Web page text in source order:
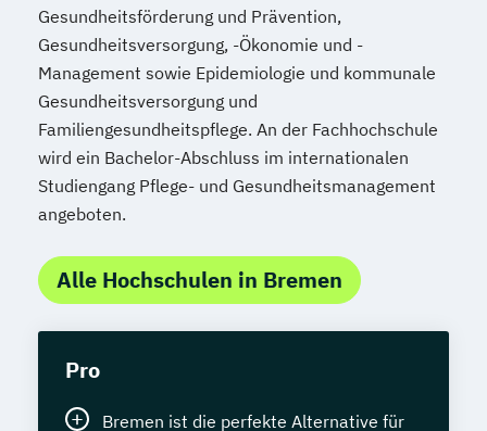
Gesundheitsförderung und Prävention,
Gesundheitsversorgung, -Ökonomie und -
Management sowie Epidemiologie und kommunale
Gesundheitsversorgung und
Familiengesundheitspflege. An der Fachhochschule
wird ein Bachelor-Abschluss im internationalen
Studiengang Pflege- und Gesundheitsmanagement
angeboten.
Alle Hochschulen in Bremen
Pro
Bremen ist die perfekte Alternative für